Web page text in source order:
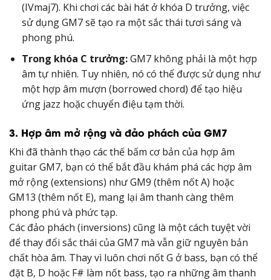
(IVmaj7). Khi chơi các bài hát ở khóa D trưởng, việc
sử dụng GM7 sẽ tạo ra một sắc thái tươi sáng và
phong phú.
Trong khóa C trưởng:GM7 không phải là một hợp
âm tự nhiên. Tuy nhiên, nó có thể được sử dụng như
một hợp âm mượn (borrowed chord) để tạo hiệu
ứng jazz hoặc chuyển điệu tạm thời.
3. Hợp âm mở rộng và đảo phách của GM7
Khi đã thành thạo các thế bấm cơ bản của hợp âm
guitar GM7, bạn có thể bắt đầu khám phá các hợp âm
mở rộng (extensions) như GM9 (thêm nốt A) hoặc
GM13 (thêm nốt E), mang lại âm thanh càng thêm
phong phú và phức tạp.
Các đảo phách (inversions) cũng là một cách tuyệt vời
để thay đổi sắc thái của GM7 mà vẫn giữ nguyên bản
chất hòa âm. Thay vì luôn chơi nốt G ở bass, bạn có thể
đặt B, D hoặc F# làm nốt bass, tạo ra những âm thanh